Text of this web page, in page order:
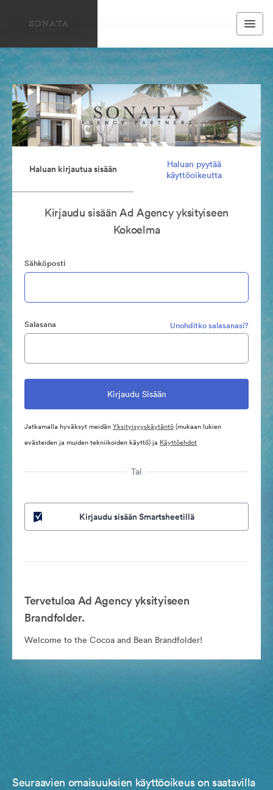
Haluan kirjautua sisään
Haluan pyytää
käyttöoikeutta
Kirjaudu sisään Ad Agency yksityiseen
Kokoelma
Sähköposti
Salasana Unohditko salasanasi?
Jatkamalla hyväksyt meidänYksityisyyskäytäntö(mukaan lukien
evästeiden ja muiden tekniikoiden käyttö) ja Käyttöehdot
Tai
Kirjaudu sisään Smartsheetillä
Tervetuloa Ad Agency yksityiseen
Brandfolder.
Welcome to the Cocoa and Bean Brandfolder!
Seuraavien omaisuuksien käyttöoikeus on saatavilla